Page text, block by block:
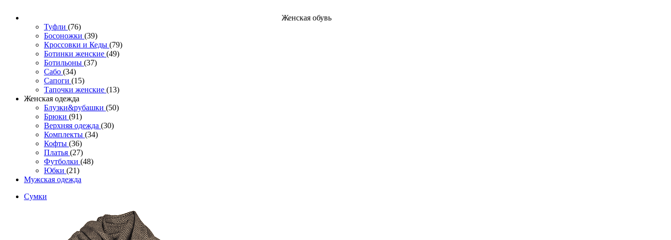
Женcкая обувь
Туфли (76)
Босоножки (39)
Кроссовки и Кеды (79)
Ботинки женские (49)
Ботильоны (37)
Сабо (34)
Сапоги (15)
Тапочки женские (13)
Женская одежда
Блузки&рубашки (50)
Брюки (91)
Верхняя одежда (30)
Комплекты (34)
Кофты (36)
Платья (27)
Футболки (48)
Юбки (21)
Мужская одежда
Сумки